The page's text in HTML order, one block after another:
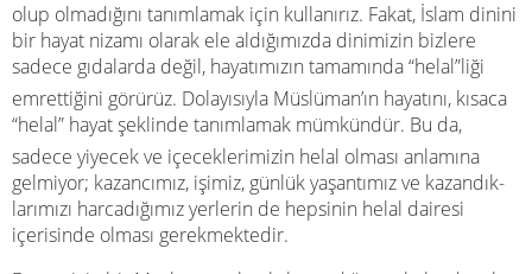
olup olmadığını tanımlamak için kullanırız. Fakat, İslam dinini
bir hayat nizamı olarak ele aldığımızda dinimizin bizlere
sadece gıdalarda değil, hayatımızın tamamında “helal”liği
emrettiğini görürüz. Dolayısıyla Müslüman’ın hayatını, kısaca
“helal” hayat şeklinde tanımlamak mümkündür. Bu da,
sadece yiyecek ve içeceklerimizin helal olması anlamına
gelmiyor; kazancımız, işimiz, günlük yaşantımız ve kazandık-
larımızı harcadığımız yerlerin de hepsinin helal dairesi
içerisinde olması gerekmektedir.